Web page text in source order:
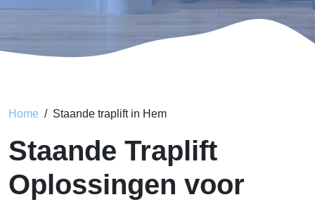
Home Staande traplift in Hem
Staande Traplift
Oplossingen voor